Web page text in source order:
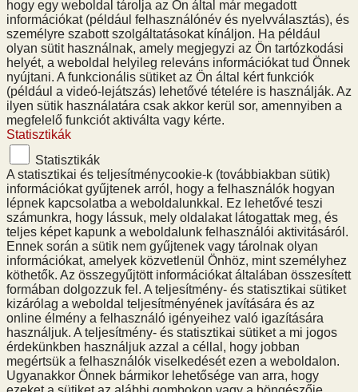
hogy egy weboldal tárolja az Ön által már megadott
információkat (például felhasználónév és nyelvválasztás), és
személyre szabott szolgáltatásokat kínáljon. Ha például
olyan sütit használnak, amely megjegyzi az Ön tartózkodási
helyét, a weboldal helyileg releváns információkat tud Önnek
nyújtani. A funkcionális sütiket az Ön által kért funkciók
(például a videó-lejátszás) lehetővé tételére is használják. Az
ilyen sütik használatára csak akkor kerül sor, amennyiben a
megfelelő funkciót aktiválta vagy kérte.
Statisztikák
Statisztikák
A statisztikai és teljesítménycookie-k (továbbiakban sütik)
információkat gyűjtenek arról, hogy a felhasználók hogyan
lépnek kapcsolatba a weboldalunkkal. Ez lehetővé teszi
számunkra, hogy lássuk, mely oldalakat látogattak meg, és
teljes képet kapunk a weboldalunk felhasználói aktivitásáról.
Ennek során a sütik nem gyűjtenek vagy tárolnak olyan
információkat, amelyek közvetlenül Önhöz, mint személyhez
köthetők. Az összegyűjtött információkat általában összesített
formában dolgozzuk fel. A teljesítmény- és statisztikai sütiket
kizárólag a weboldal teljesítményének javítására és az
online élmény a felhasználó igényeihez való igazítására
használjuk. A teljesítmény- és statisztikai sütiket a mi jogos
érdekünkben használjuk azzal a céllal, hogy jobban
megértsük a felhasználók viselkedését ezen a weboldalon.
Ugyanakkor Önnek bármikor lehetősége van arra, hogy